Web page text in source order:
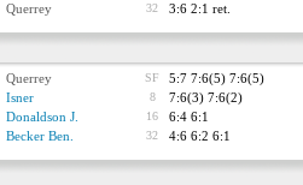
Querrey 32 3:6 2:1 ret.
Querrey SF 5:7 7:6(5) 7:6(5)
Isner 8 7:6(3) 7:6(2)
Donaldson J. 16 6:4 6:1
Becker Ben. 32 4:6 6:2 6:1